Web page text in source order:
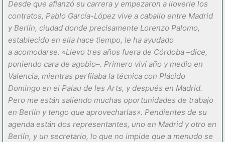
Desde que afianzó su carrera y empezaron a lloverle los
contratos, Pablo García-López vive a caballo entre Madrid
y Berlín, ciudad donde precisamente Lorenzo Palomo,
establecido en ella hace tiempo, le ha ayudado
a acomodarse. «Llevo tres años fuera de Córdoba –dice,
poniendo cara de agobio–. Primero viví año y medio en
Valencia, mientras perfilaba la técnica con Plácido
Domingo en el Palau de les Arts, y después en Madrid.
Pero me están saliendo muchas oportunidades de trabajo
en Berlín y tengo que aprovecharlas». Pendientes de su
agenda están dos representantes, uno en Madrid y otro en
Berlín, y un secretario, lo que no impide que a menudo se